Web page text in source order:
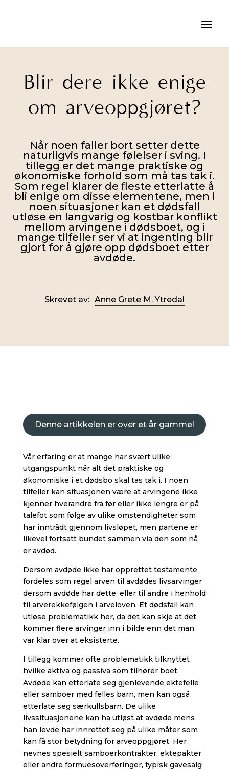
Blir dere ikke enige
om arveoppgjøret?
Når noen faller bort setter dette
naturligvis mange følelser i sving. I
tillegg er det mange praktiske og
økonomiske forhold som må tas tak i.
Som regel klarer de fleste etterlatte å
bli enige om disse elementene, men i
noen situasjoner kan et dødsfall
utløse en langvarig og kostbar konflikt
mellom arvingene i dødsboet, og i
mange tilfeller ser vi at ingenting blir
gjort for å gjøre opp dødsboet etter
avdøde.
Skrevet av: Anne Grete M. Ytredal
Denne artikkelen er over et år gammel
Vår erfaring er at mange har svært ulike
utgangspunkt når alt det praktiske og
økonomiske i et dødsbo skal tas tak i. I noen
tilfeller kan situasjonen være at arvingene ikke
kjenner hverandre fra før eller ikke lengre er på
talefot som følge av ulike omstendigheter som
har inntrådt gjennom livsløpet, men partene er
likevel fortsatt bundet sammen via den som nå
er avdød.
Dersom avdøde ikke har opprettet testamente
fordeles som regel arven til avdødes livsarvinger
dersom avdøde har dette, eller til andre i henhold
til arverekkefølgen i arveloven. Et dødsfall kan
utløse problematikk her, da det kan skje at det
kommer flere arvinger inn i bilde enn det man
var klar over at eksisterte.
I tillegg kommer ofte problematikk tilknyttet
hvilke aktiva og passiva som tilhører boet.
Avdøde kan etterlate seg gjenlevende ektefelle
eller samboer med felles barn, men kan også
etterlate seg særkullsbarn. De ulike
livssituasjonene kan ha utløst at avdøde mens
han levde har innrettet seg på ulike måter som
kan få stor betydning for arveoppgjøret. Her
nevnes spesielt samboerkontrakter, ektepakter
eller andre formuesoverføringer, typisk gavesalg